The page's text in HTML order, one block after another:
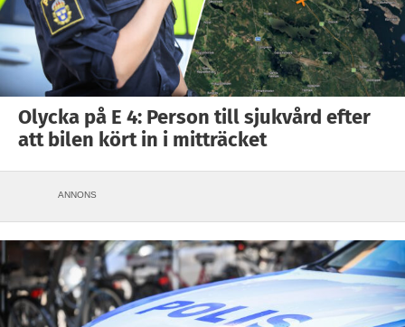
Olycka på E 4: Person till sjukvård efter
att bilen kört in i mitträcket
ANNONS